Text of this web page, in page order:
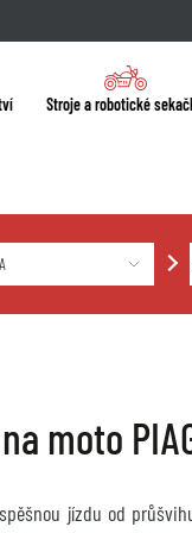
Stroje a robotické
moto
jízdu od